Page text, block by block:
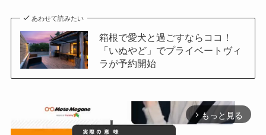
あわせて読みたい
箱根で愛犬と過ごすならココ！
「いぬやど」でプライベートヴィ
ラが予約開始
arrow_forward_ios もっと見る